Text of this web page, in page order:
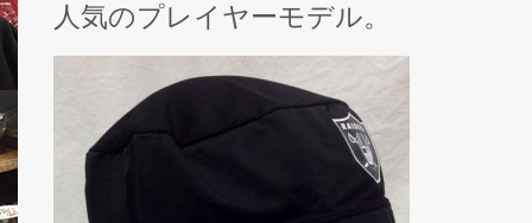
人気のプレイヤーモデル。